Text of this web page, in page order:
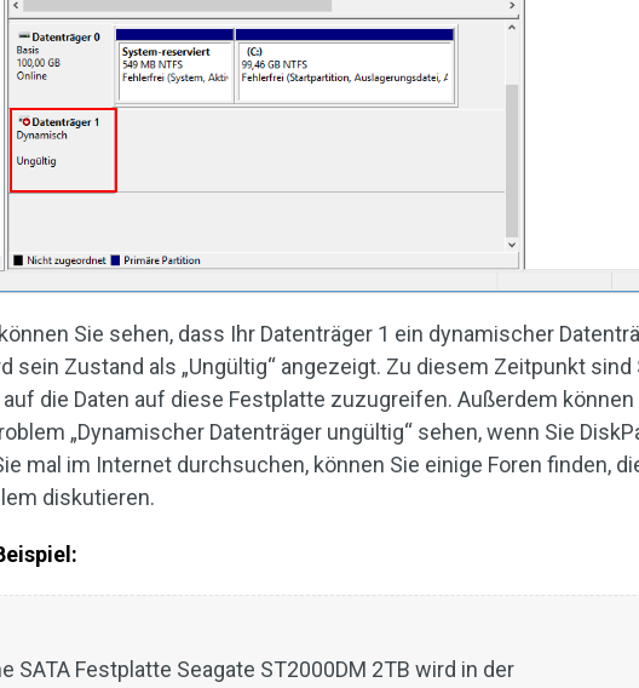
Sie sehen, dass Ihr Datenträger 1 ein dynamischer
sein Zustand als „Ungültig“ angezeigt. Zu diesem Zeitpunkt sind
auf die Daten auf diese Festplatte zuzugreifen. Außerdem können
„Dynamischer Datenträger ungültig“ sehen, wenn Sie
mal im Internet durchsuchen, können Sie einige Foren finden,
diskutieren.
SATA Festplatte Seagate ST2000DM 2TB wird in der